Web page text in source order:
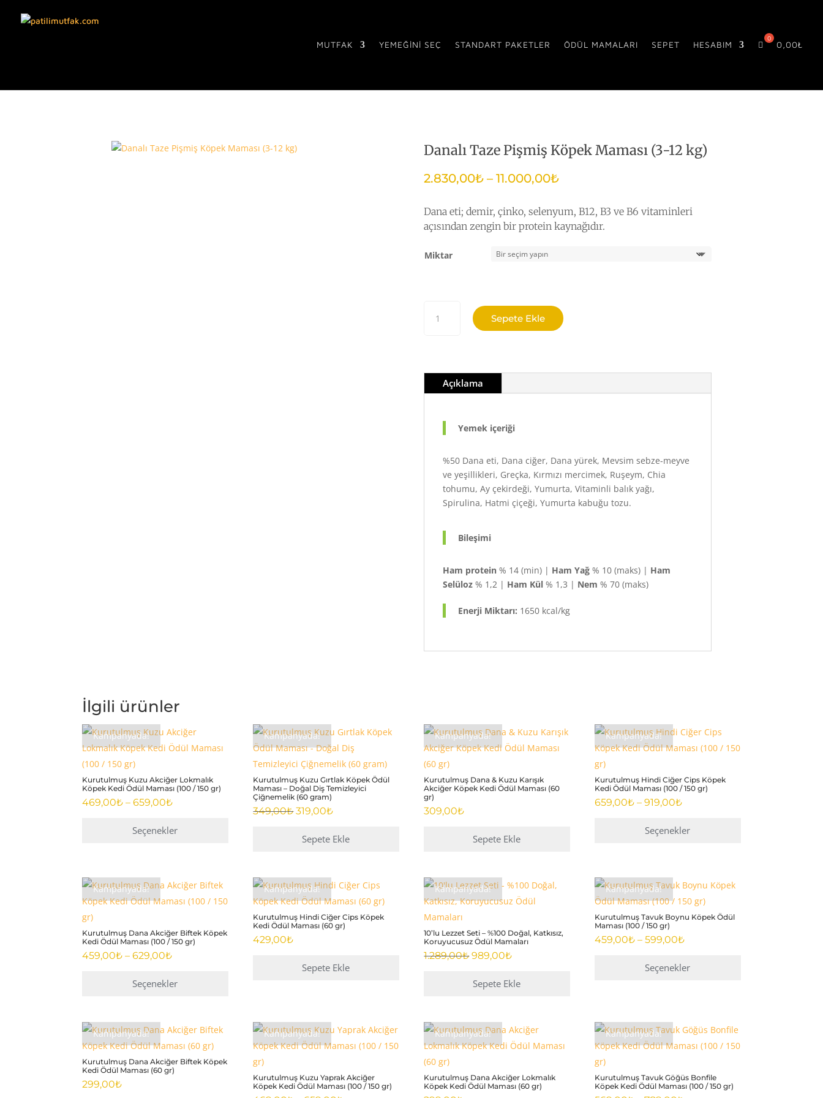
MUTFAK YEMEĞİNİ SEÇ STANDART PAKETLER ÖDÜL MAMALARI SEPET HESABIM 0,00₺
Danalı Taze Pişmiş Köpek Maması (3-12 kg)
2.830,00₺ – 11.000,00₺Fiyat
2.830,00₺
-
11.000,00₺
Dana eti; demir, çinko, selenyum, B12, B3 ve B6 vitaminleri
açısından zengin bir protein kaynağıdır.
Miktar
Sepete Ekle
Açıklama
Yemek içeriği
%50 Dana eti, Dana ciğer, Dana yürek, Mevsim sebze-meyve
ve yeşillikleri, Greçka, Kırmızı mercimek, Ruşeym, Chia
tohumu, Ay çekirdeği, Yumurta, Vitaminli balık yağı,
Spirulina, Hatmi çiçeği, Yumurta kabuğu tozu.
Bileşimi
Ham protein % 14 (min) | Ham Yağ % 10 (maks) | Ham
Selüloz % 1,2 | Ham Kül % 1,3 | Nem % 70 (maks)
Enerji Miktarı: 1650 kcal/kg
İlgili ürünler
Kampanyada!
Kurutulmuş Kuzu Akciğer Lokmalık
Köpek Kedi Ödül Maması (100 / 150 gr)
469,00₺ –659,00₺Fiyat
469,00₺
Seçenekler
birden
fazla
varyasyonu
var.
Seçenekler
ürün
Kampanyada!
Kurutulmuş Kuzu Gırtlak Köpek Ödül
Maması – Doğal Diş Temizleyici
Çiğnemelik (60 gram)
349,00₺Orijinal
349,00₺.
319,00₺Şu
fiyat:
Sepete Ekle
Kampanyada!
Kurutulmuş Dana & Kuzu Karışık
Akciğer Köpek Kedi Ödül Maması (60
gr)
309,00₺
Sepete Ekle
Kampanyada!
Kurutulmuş Hindi Ciğer Cips Köpek
Kedi Ödül Maması (100 / 150 gr)
659,00₺ –919,00₺Fiyat
659,00₺
Seçenekler
birden
fazla
varyasyonu
var.
Seçenekler
Kampanyada!
Kurutulmuş Dana Akciğer Biftek Köpek
Kedi Ödül Maması (100 / 150 gr)
459,00₺ –629,00₺Fiyat
Seçenekler
birden
fazla
varyasyonu
var.
Kampanyada!
Kurutulmuş Hindi Ciğer Cips Köpek
Kedi Ödül Maması (60 gr)
429,00₺
Sepete Ekle
Kampanyada!
10’lu Lezzet Seti – %100 Doğal, Katkısız,
Koruyucusuz Ödül Mamaları
1.289,00₺Orijinal
1.289,00₺.
989,00₺Şu
fiyat:
Sepete Ekle
Kampanyada!
Kurutulmuş Tavuk Boynu Köpek Ödül
Maması (100 / 150 gr)
459,00₺ –599,00₺Fiyat
Seçenekler
fazla
varyasyonu
var.
Seçenekler
Kampanyada!
Kurutulmuş Dana Akciğer Biftek Köpek
Kedi Ödül Maması (60 gr)
299,00₺
Kampanyada!
Kurutulmuş Kuzu Yaprak Akciğer
Köpek Kedi Ödül Maması (100 / 150 gr)
Kampanyada!
Kurutulmuş Dana Akciğer Lokmalık
Köpek Kedi Ödül Maması (60 gr)
Kampanyada!
Kurutulmuş Tavuk Göğüs Bonfile
Köpek Kedi Ödül Maması (100 / 150 gr)